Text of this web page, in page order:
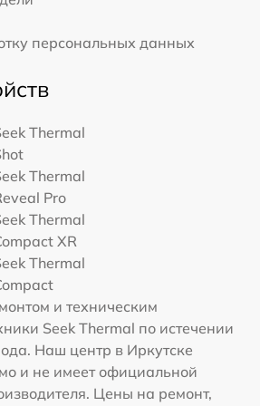
персональных данных
Thermal
Thermal
Pro
Thermal
XR
Thermal
и техническим
Seek Thermal по истечении
Наш центр в Иркутске
и не имеет официальной
Цены на ремонт,